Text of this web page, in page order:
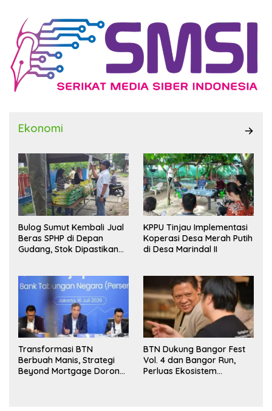
Ekonomi
Bulog Sumut Kembali Jual
Beras SPHP di Depan
Gudang, Stok Dipastikan
KPPU Tinjau Implementasi
Koperasi Desa Merah Putih
di Desa Marindal II
Transformasi BTN
Berbuah Manis, Strategi
Beyond Mortgage Dorong
BTN Dukung Bangor Fest
Vol. 4 dan Bangor Run,
Perluas Ekosistem